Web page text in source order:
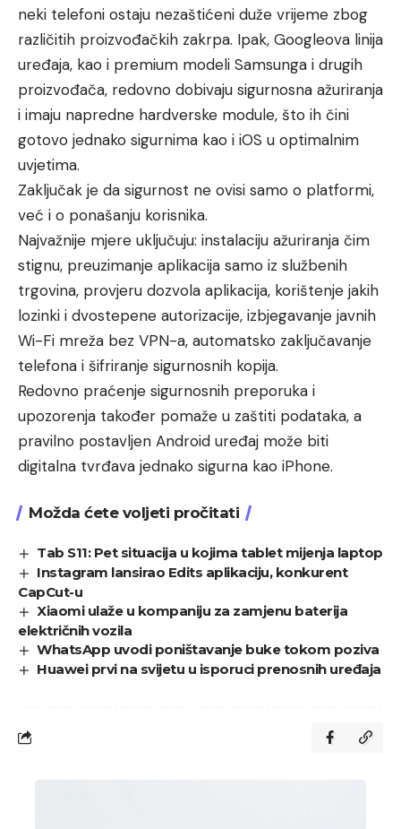
neki telefoni ostaju nezaštićeni duže vrijeme zbog
različitih proizvođačkih zakrpa. Ipak, Googleova linija
uređaja, kao i premium modeli Samsunga i drugih
proizvođača, redovno dobivaju sigurnosna ažuriranja
i imaju napredne hardverske module, što ih čini
gotovo jednako sigurnima kao i iOS u optimalnim
uvjetima.
Zaključak je da sigurnost ne ovisi samo o platformi,
već i o ponašanju korisnika.
Najvažnije mjere uključuju: instalaciju ažuriranja čim
stignu, preuzimanje aplikacija samo iz službenih
trgovina, provjeru dozvola aplikacija, korištenje jakih
lozinki i dvostepene autorizacije, izbjegavanje javnih
Wi-Fi mreža bez VPN-a, automatsko zaključavanje
telefona i šifriranje sigurnosnih kopija.
Redovno praćenje sigurnosnih preporuka i
upozorenja također pomaže u zaštiti podataka, a
pravilno postavljen Android uređaj može biti
digitalna tvrđava jednako sigurna kao iPhone.
Možda ćete voljeti pročitati
Tab S11: Pet situacija u kojima tablet mijenja laptop
Instagram lansirao Edits aplikaciju, konkurent
CapCut-u
Xiaomi ulaže u kompaniju za zamjenu baterija
električnih vozila
WhatsApp uvodi poništavanje buke tokom poziva
Huawei prvi na svijetu u isporuci prenosnih uređaja